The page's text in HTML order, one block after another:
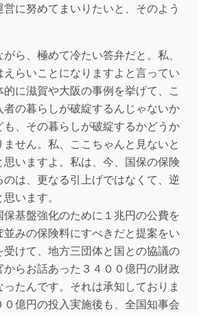
に努めてまいりたいと、そのよう
ら、極めて冷たい答弁だと。私、
らいことになりますよと言ってい
に滋賀や大阪の事例を挙げて、こ
の暮らしが破綻するんじゃないか
も、その暮らしが破綻するかどうか
せん。私、ここちゃんと見ないと
いますよ。私は、今、国保の保険
は、更なる引上げではなくて、逆
います。
基盤強化のために１兆円の公費を
みの保険料にすべきだと提案をい
受けて、地方三団体と国との協議の
らお話あった３４００億円の財政
たんです。それは承知しておりま
億円の投入実施後も、全国知事会